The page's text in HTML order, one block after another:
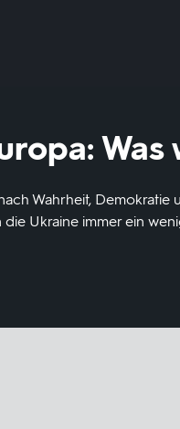
Wahrheit,
Ukraine immer ein